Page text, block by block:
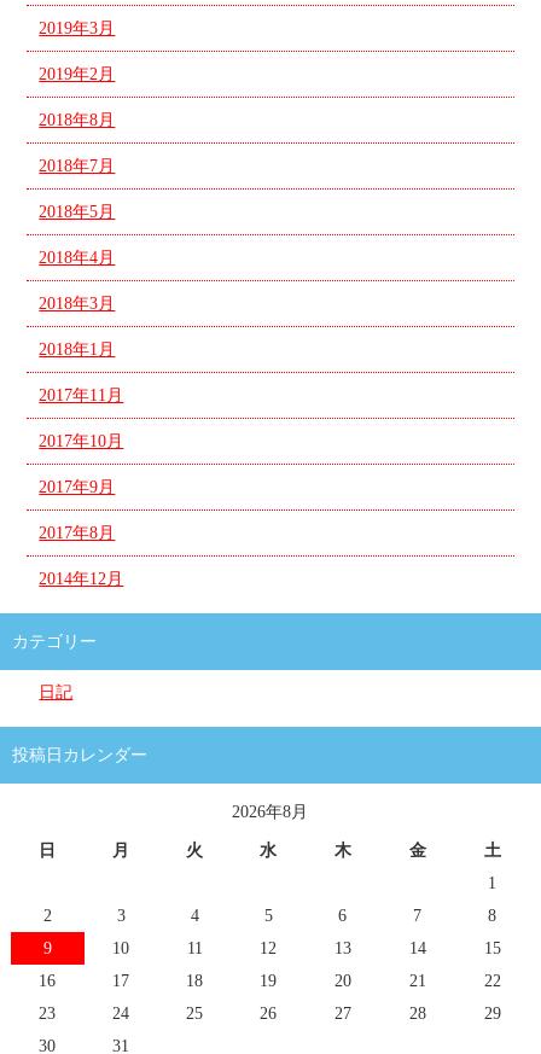
2019年3月
2019年2月
2018年8月
2018年7月
2018年5月
2018年4月
2018年3月
2018年1月
2017年11月
2017年10月
2017年9月
2017年8月
2014年12月
カテゴリー
日記
投稿日カレンダー
2026年8月
日 月 火 水 木 金
土
1
2
3 4 5 6 7
8
9
10 11 12 13 14
15
16
17 18 19 20 21
22
23
24 25 26 27 28
29
30
31